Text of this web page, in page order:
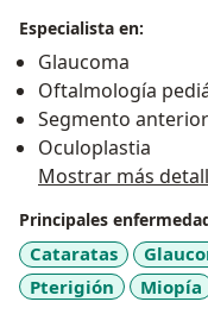
Porres (USMP) ante
Especialista en:
Glaucoma
Oftalmología
Segmento anterior
Oculoplastia
Mostrar más
Principales
Cataratas
Pterigión
Miopía